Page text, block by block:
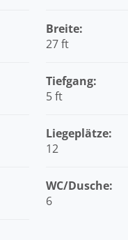
Breite:
27 ft
Tiefgang:
5 ft
Liegeplätze:
12
WC/Dusche:
6